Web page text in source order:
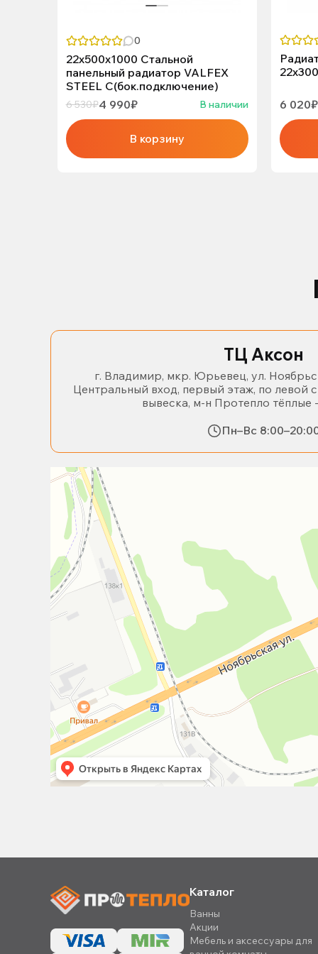
0
22х500х1000 Стальной
панельный радиатор VALFEX
STEEL C(бок.подключение)
6 530₽4 990₽ В наличии
В корзину
6 020₽
ТЦ Аксон
г. Владимир, мкр. Юрьевец, ул.
Центральный вход, первый этаж, по левой
вывеска, м-н Протепло тёплые
Пн–Вс
Каталог
Ванны
Акции
Мебель и аксессуары для